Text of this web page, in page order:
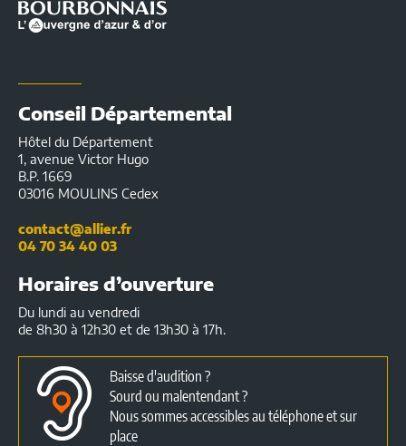
Infos
Conseil Départemental
Hôtel du Département
1, avenue Victor Hugo
B.P. 1669
03016 MOULINS Cedex
contact@allier.fr
04 70 34 40 03
Horaires d’ouverture
Du lundi au vendredi
de 8h30 à 12h30 et de 13h30 à 17h.
Baisse d'audition ?
Sourd ou malentendant ?
Nous sommes accessibles au téléphone et sur
place